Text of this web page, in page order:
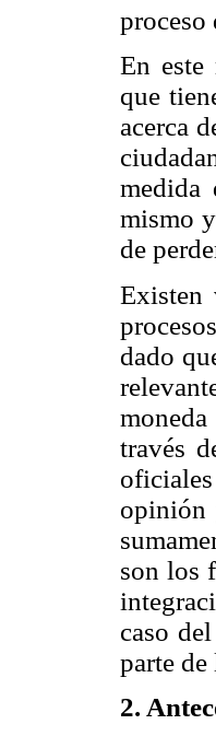
proceso
En este
que
acerca
medida
mismo
de
Existen
dado
través
opinión
son los
caso
parte
2.